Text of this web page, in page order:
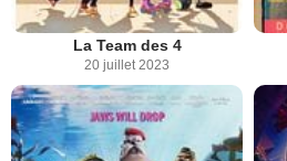
La Team des 4
20 juillet 2023